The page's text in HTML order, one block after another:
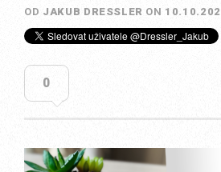
OD JAKUB DRESSLER ON
0